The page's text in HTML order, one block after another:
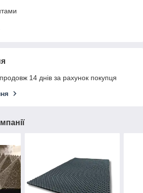
14 днів за рахунок покупця